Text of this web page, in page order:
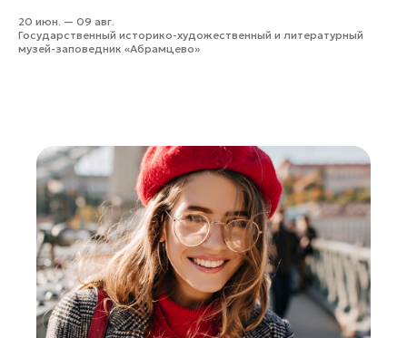
20 июн. — 09 авг.
Государственный историко-художественный и литературный
музей-заповедник «Абрамцево»